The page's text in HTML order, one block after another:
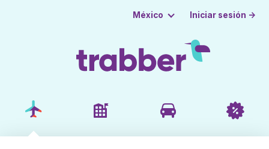
México Iniciar sesión →